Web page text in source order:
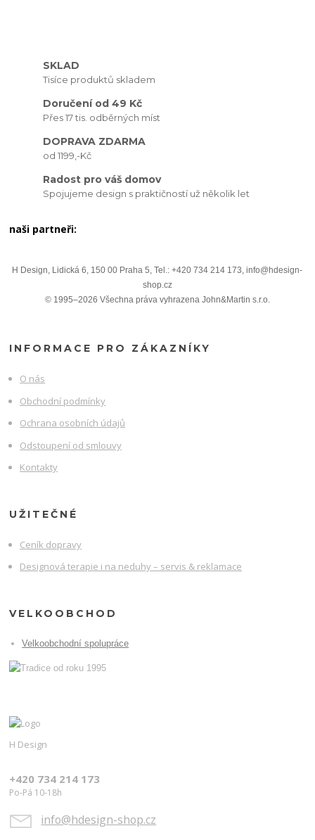
SKLAD
Tisíce produktů skladem
Doručení od 49 Kč
Přes 17 tis. odběrných míst
DOPRAVA ZDARMA
od 1199,-Kč
Radost pro váš domov
Spojujeme design s praktičností už několik let
naši partneři:
H Design, Lidická 6, 150 00 Praha 5, Tel.: +420 734 214 173, info@hdesign-
shop.cz
© 1995–2026 Všechna práva vyhrazena John&Martin s.r.o.
INFORMACE PRO ZÁKAZNÍKY
O nás
Obchodní podmínky
Ochrana osobních údajů
Odstoupení od smlouvy
Kontakty
UŽITEČNÉ
Ceník dopravy
Designová terapie i na neduhy – servis & reklamace
VELKOOBCHOD
Velkoobchodní spolupráce
H Design
+420 734 214 173
Po-Pá 10-18h
info@hdesign-shop.cz